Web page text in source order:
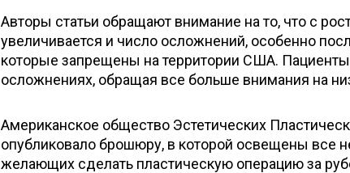
Авторы статьи обращают внимание на то, что с
увеличивается и число осложнений, особенно
которые запрещены на территории США.
осложнениях, обращая все больше внимания на
Американское общество Эстетических
опубликовало брошюру, в которой освещены все
желающих сделать пластическую операцию за